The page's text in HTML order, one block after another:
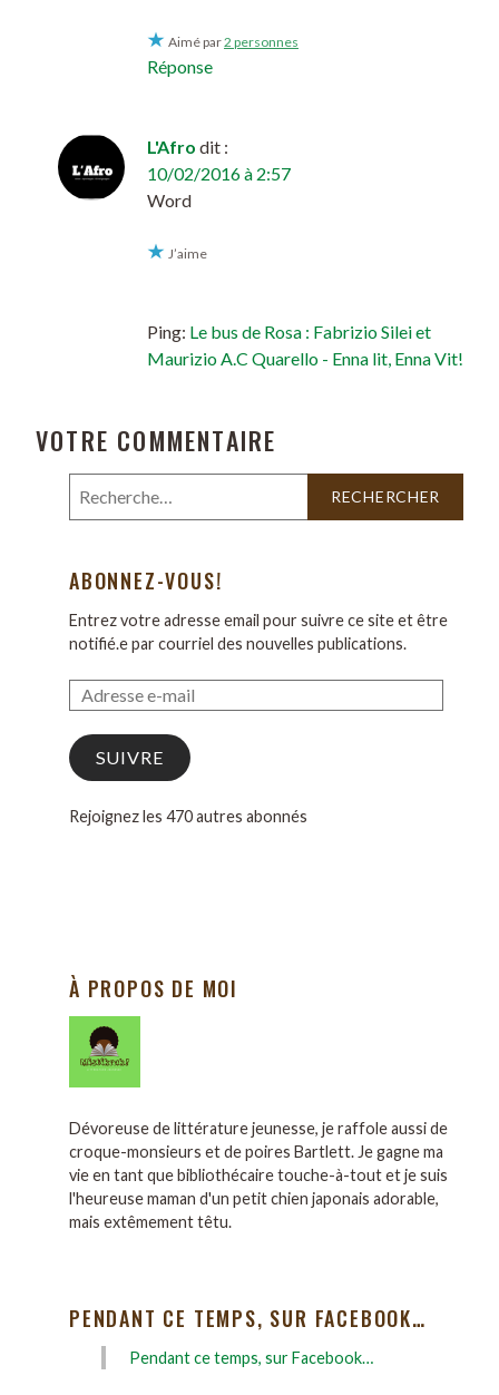
Aimé par2 personnes
Réponse
L'Afro dit :
10/02/2016 à 2:57
Word
J’aime
Ping: Le bus de Rosa : Fabrizio Silei et
Maurizio A.C Quarello - Enna lit, Enna Vit!
VOTRE COMMENTAIRE
ABONNEZ-VOUS!
Entrez votre adresse email pour suivre ce site et être
notifié.e par courriel des nouvelles publications.
SUIVRE
Rejoignez les 470 autres abonnés
À PROPOS DE MOI
Dévoreuse de littérature jeunesse, je raffole aussi de
croque-monsieurs et de poires Bartlett. Je gagne ma
vie en tant que bibliothécaire touche-à-tout et je suis
l'heureuse maman d'un petit chien japonais adorable,
mais extêmement têtu.
PENDANT CE TEMPS, SUR FACEBOOK…
Pendant ce temps, sur Facebook…